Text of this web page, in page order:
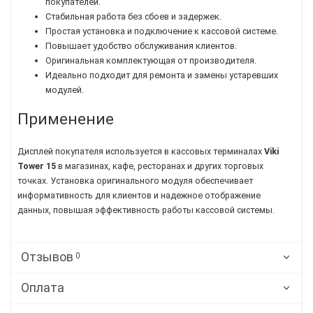
Стабильная работа без сбоев и задержек.
Простая установка и подключение к кассовой системе.
Повышает удобство обслуживания клиентов.
Оригинальная комплектующая от производителя.
Идеально подходит для ремонта и замены устаревших
модулей.
Применение
Дисплей покупателя используется в кассовых терминалах Viki
Tower 15 в магазинах, кафе, ресторанах и других торговых
точках. Установка оригинального модуля обеспечивает
информативность для клиентов и надежное отображение
данных, повышая эффективность работы кассовой системы.
Отзывов 0
Оплата